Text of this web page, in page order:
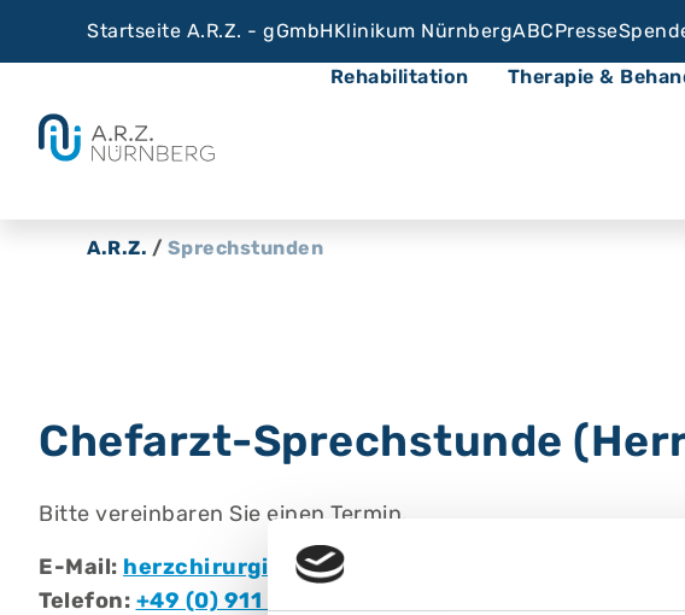
Startseite A.R.Z. - gGmbHKlinikum NürnbergABCPresse
Rehabilitation
Therapie &
A.R.Z. / Sprechstunden
Chefarzt-Sprechstunde
Bitte vereinbaren Sie einen Termin.
E-Mail: herzchirurgie@klinikum-nuernberg.de
Telefon: +49 (0) 911 398-5441